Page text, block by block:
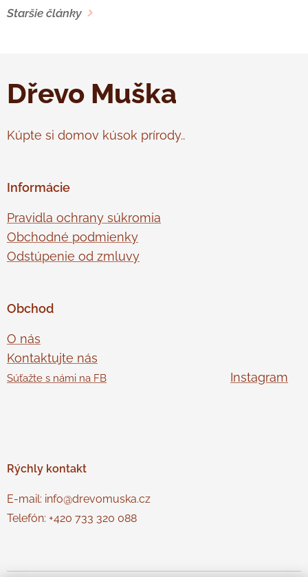
Staršie články
Dřevo Muška
Kúpte si domov kúsok prírody..
Informácie
Pravidla ochrany súkromia
Obchodné podmienky
Odstúpenie od zmluvy
Obchod
O nás
Kontaktujte nás
Súťažte s námi na FB Instagram
Rýchly kontakt
E-mail: info@drevomuska.cz
Telefón: +420 733 320 088